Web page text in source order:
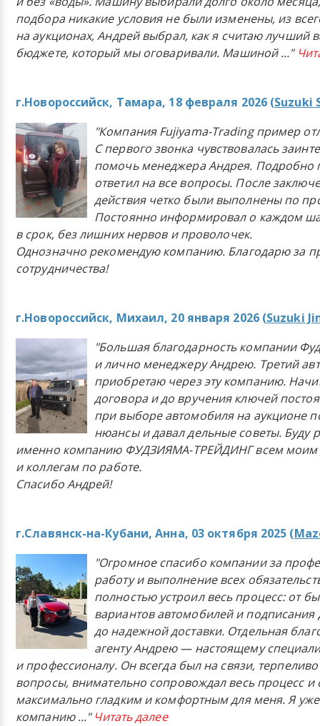
подбора никакие условия не были изменены, из
на аукционах, Андрей выбрал, как я считаю лучший
бюджете, который мы оговаривали. Машиной..."
г.Новороссийск, Тамара, 18 февраля 2026 (Suzuki
"Компания Fujiyama-Trading пример
С первого звонка чувствовалась
помочь менеджера Андрея. Подробно
ответил на все вопросы. После
действия четко были выполнены по
Постоянно информировал о каждом
в срок, без лишних нервов и проволочек.
Однозначно рекомендую компанию. Благодарю за
сотрудничества!
г.Новороссийск, Михаил, 20 января 2026 (Suzuki
"Большая благодарность компании
и лично менеджеру Андрею. Третий
приобретаю через эту компанию.
договора и до вручения ключей
при выборе автомобиля на аукционе
нюансы и давал дельные советы. Буду
именно компанию ФУДЗИЯМА-ТРЕЙДИНГ всем моим
и коллегам по работе.
Спасибо Андрей!
г.Славянск-на-Кубани, Анна, 03 октября 2025 (
"Огромное спасибо компании за
работу и выполнение всех
полностью устроил весь процесс: от
вариантов автомобилей и подписания
до надежной доставки. Отдельная
агенту Андрею — настоящему
и профессионалу. Он всегда был на связи,
вопросы, внимательно сопровождал весь процесс и
максимально гладким и комфортным для меня. Я
компанию..." Читать далее